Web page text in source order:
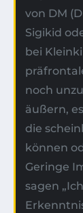
von DM
Sigikid
bei
noch
äußern,
die
können
Geringe
sagen